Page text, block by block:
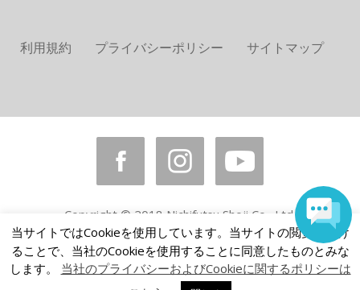
利用規約 プライバシーポリシー サイトマップ
Copyright © 2018 Nichifutsu Shoji Co., Ltd.
All rights reserved.
当サイトではCookieを使用しています。当サイトの閲覧を続け
ることで、当社のCookieを使用することに同意したものとみな
します。 当社のプライバシーおよびCookieに関するポリシーは